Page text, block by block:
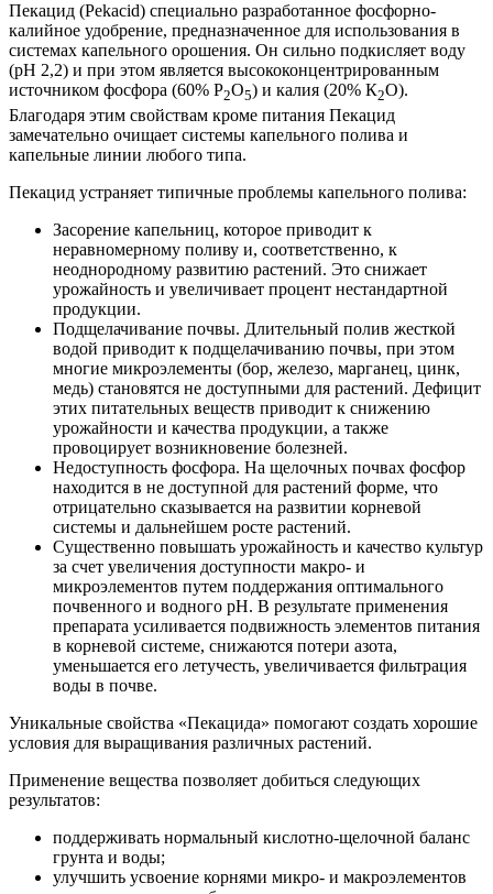
Пекацид (Pekacid) специально разработанное фосфорно-
калийное удобрение, предназначенное для использования в
системах капельного орошения. Он сильно подкисляет воду
(рН 2,2) и при этом является высококонцентрированным
источником фосфора (60% Р2О5) и калия (20% К2О).
Благодаря этим свойствам кроме питания Пекацид
замечательно очищает системы капельного полива и
капельные линии любого типа.
Пекацид устраняет типичные проблемы капельного полива:
Засорение капельниц, которое приводит к
неравномерному поливу и, соответственно, к
неоднородному развитию растений. Это снижает
урожайность и увеличивает процент нестандартной
продукции.
Подщелачивание почвы. Длительный полив жесткой
водой приводит к подщелачиванию почвы, при этом
многие микроэлементы (бор, железо, марганец, цинк,
медь) становятся не доступными для растений. Дефицит
этих питательных веществ приводит к снижению
урожайности и качества продукции, а также
провоцирует возникновение болезней.
Недоступность фосфора. На щелочных почвах фосфор
находится в не доступной для растений форме, что
отрицательно сказывается на развитии корневой
системы и дальнейшем росте растений.
Существенно повышать урожайность и качество культур
за счет увеличения доступности макро- и
микроэлементов путем поддержания оптимального
почвенного и водного рН. В результате применения
препарата усиливается подвижность элементов питания
в корневой системе, снижаются потери азота,
уменьшается его летучесть, увеличивается фильтрация
воды в почве.
Уникальные свойства «Пекацида» помогают создать хорошие
условия для выращивания различных растений.
Применение вещества позволяет добиться следующих
результатов:
поддерживать нормальный кислотно-щелочной баланс
грунта и воды;
улучшить усвоение корнями микро- и макроэлементов